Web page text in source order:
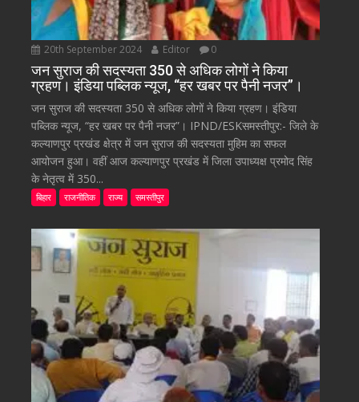
20th September 2024 Editor 0
जन सुराज की सदस्यता 350 से अधिक लोगों ने किया
ग्रहण। इंडिया पब्लिक न्यूज, “हर खबर पर पैनी नजर”।
जन सुराज की सदस्यता 350 से अधिक लोगों ने किया ग्रहण। इंडिया
पब्लिक न्यूज, “हर खबर पर पैनी नजर”। IPND/ESKसमस्तीपुर:- जिले के
कल्याणपुर प्रखंड क्षेत्र में जन सुराज की सदस्यता मुहिम का सफल
आयोजन हुआ। वहीं आज कल्याणपुर प्रखंड में जिला उपाध्यक्ष प्रमोद सिंह
के नेतृत्व में 350...
बिहार राजनीतिक राज्य समस्तीपुर